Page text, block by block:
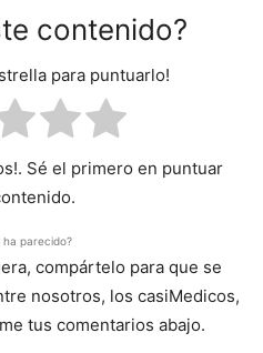
contenido?
para puntuarlo!
Sé el primero en puntuar
ha parecido?
compártelo para que se
nosotros, los casiMedicos,
tus comentarios abajo.